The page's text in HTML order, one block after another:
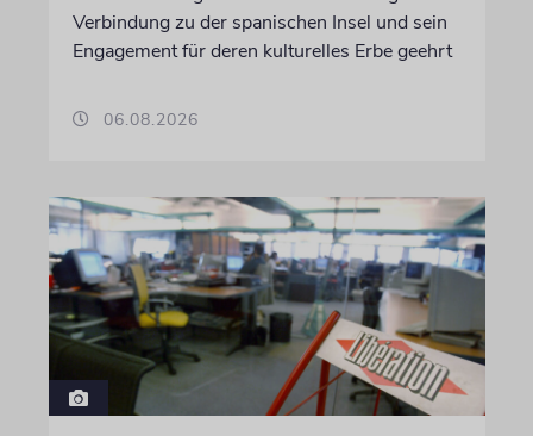
Verbindung zu der spanischen Insel und sein
Engagement für deren kulturelles Erbe geehrt
06.08.2026